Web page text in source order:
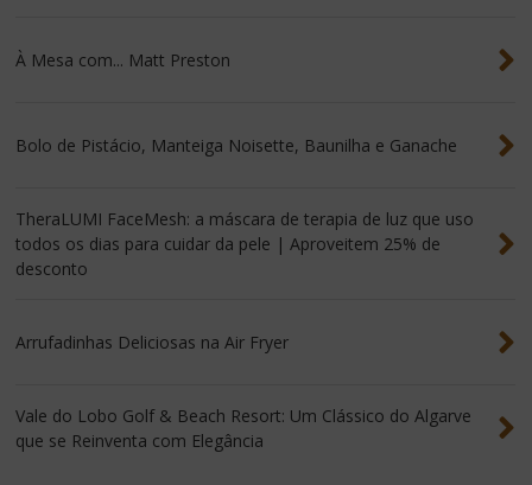
À Mesa com... Matt Preston
Bolo de Pistácio, Manteiga Noisette, Baunilha e Ganache
TheraLUMI FaceMesh: a máscara de terapia de luz que uso
todos os dias para cuidar da pele | Aproveitem 25% de
desconto
Arrufadinhas Deliciosas na Air Fryer
Vale do Lobo Golf & Beach Resort: Um Clássico do Algarve
que se Reinventa com Elegância